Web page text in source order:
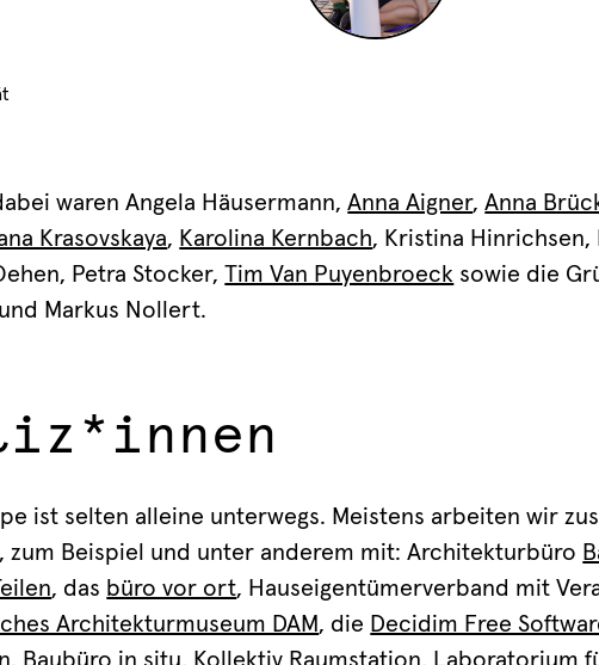
waren Angela Häusermann,Anna Aigner,Anna
Krasovskaya, Karolina Kernbach, Kristina Hinrichsen,
Petra Stocker,Tim Van Puyenbroeck sowie die
Markus Nollert.
ist selten alleine unterwegs. Meistens arbeiten wir
zum Beispiel und unter anderem mit: Architekturbüro
, das büro vor ort, Hauseigentümerverband mit
Architekturmuseum DAM , die Decidim Free
, Baubüro in situ, Kollektiv Raumstation, Laboratorium